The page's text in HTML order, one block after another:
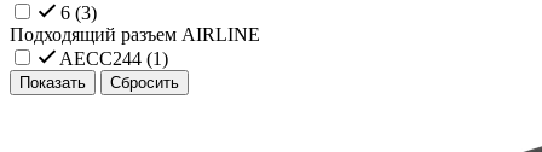
6 (3)
Подходящий разъем AIRLINE
AECC244 (1)